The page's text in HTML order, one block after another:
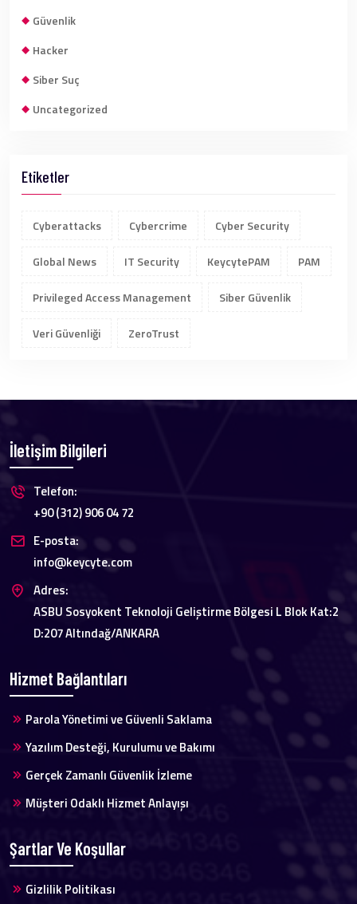
Güvenlik
Hacker
Siber Suç
Uncategorized
Etiketler
Cyberattacks Cybercrime Cyber Security
Global News IT Security KeycytePAM PAM
Privileged Access Management Siber Güvenlik
Veri Güvenliği ZeroTrust
İletişim Bilgileri
Telefon:
+90 (312) 906 04 72
E-posta:
info@keycyte.com
Adres:
ASBU Sosyokent Teknoloji Geliştirme Bölgesi L Blok Kat:2
D:207 Altındağ/ANKARA
Hizmet Bağlantıları
Parola Yönetimi ve Güvenli Saklama
Yazılım Desteği, Kurulumu ve Bakımı
Gerçek Zamanlı Güvenlik İzleme
Müşteri Odaklı Hizmet Anlayışı
Şartlar Ve Koşullar
Gizlilik Politikası